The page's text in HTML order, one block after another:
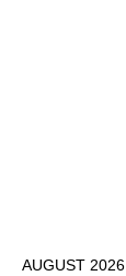
AUGUST 2026